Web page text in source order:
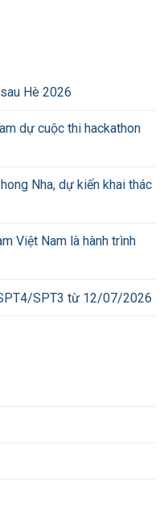
Hè 2026
dự cuộc thi hackathon
Nha, dự kiến khai thác
Việt Nam là hành trình
SPT3 từ 12/07/2026